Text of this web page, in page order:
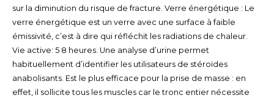
sur la diminution du risque de fracture. Verre énergétique : Le
verre énergétique est un verre avec une surface à faible
émissivité, c’est à dire qui réfléchit les radiations de chaleur.
Vie active: 5 8 heures. Une analyse d’urine permet
habituellement d’identifier les utilisateurs de stéroïdes
anabolisants. Est le plus efficace pour la prise de masse : en
effet, il sollicite tous les muscles car le tronc entier nécessite